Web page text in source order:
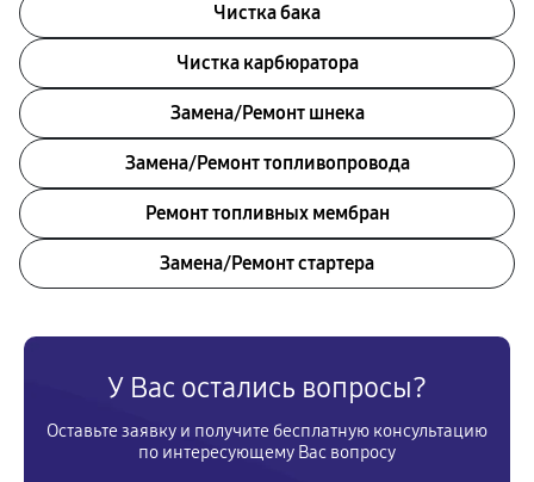
Чистка бака
Чистка карбюратора
Замена/Pемонт шнека
Замена/Pемонт топливопровода
Ремонт топливных мембран
Замена/Pемонт стартера
У Вас остались вопросы?
Оставьте заявку и получите бесплатную консультацию
по интересующему Вас вопросу